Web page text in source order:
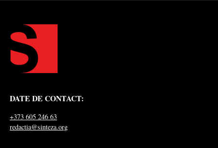
DATE DE CONTACT:
+373 605 246 63
redactia@sinteza.org